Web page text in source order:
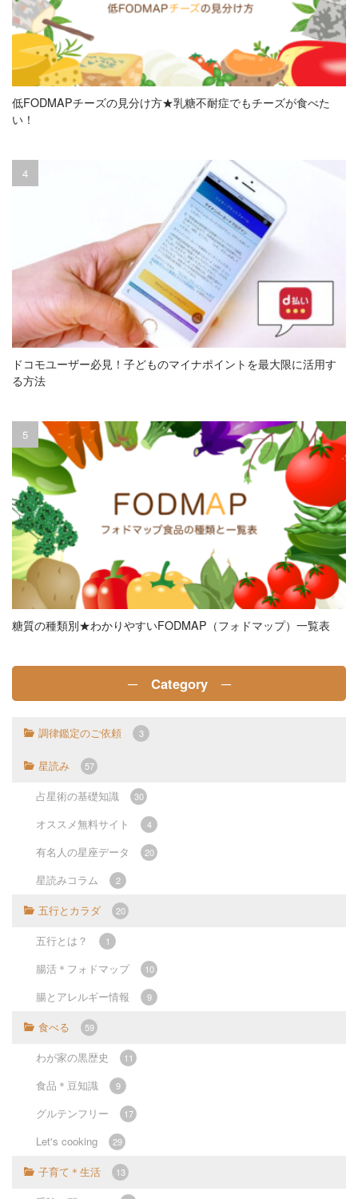
低FODMAPチーズの見分け方★乳糖不耐症でもチーズが食べた
い！
ドコモユーザー必見！子どものマイナポイントを最大限に活用す
る方法
糖質の種類別★わかりやすいFODMAP（フォドマップ）一覧表
─ Category ─
調律鑑定のご依頼 3
星読み 57
占星術の基礎知識 30
オススメ無料サイト 4
有名人の星座データ 20
星読みコラム 2
五行とカラダ 20
五行とは？ 1
腸活＊フォドマップ 10
腸とアレルギー情報 9
食べる 59
わが家の黒歴史 11
食品＊豆知識 9
グルテンフリー 17
Let's cooking 29
子育て＊生活 13